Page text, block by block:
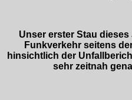
Unser erster Stau
Funkverkehr seitens
hinsichtlich der
sehr zeitnah